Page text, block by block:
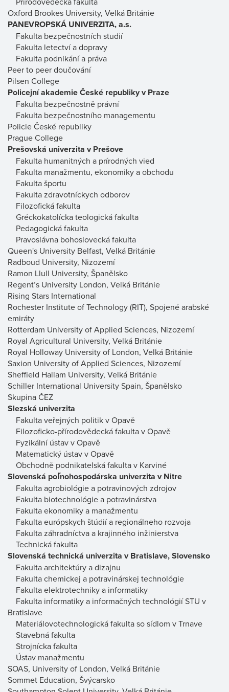
Oxford Brookes University, Velká Británie
PANEVROPSKÁ UNIVERZITA, a.s.
Fakulta bezpečnostních studií
Fakulta letectví a dopravy
Fakulta podnikání a práva
Peer to peer doučování
Pilsen College
Policejní akademie České republiky v Praze
Fakulta bezpečnostně právní
Fakulta bezpečnostního managementu
Policie České republiky
Prague College
Prešovská univerzita v Prešove
Fakulta humanitných a prírodných vied
Fakulta manažmentu, ekonomiky a obchodu
Fakulta športu
Fakulta zdravotníckych odborov
Filozofická fakulta
Gréckokatolícka teologická fakulta
Pedagogická fakulta
Pravoslávna bohoslovecká fakulta
Queen's University Belfast, Velká Británie
Radboud University, Nizozemí
Ramon Llull University, Španělsko
Regent’s University London, Velká Británie
Rising Stars International
Rochester Institute of Technology (RIT), Spojené arabské
emiráty
Rotterdam University of Applied Sciences, Nizozemí
Royal Agricultural University, Velká Británie
Royal Holloway University of London, Velká Británie
Saxion University of Applied Sciences, Nizozemí
Sheffield Hallam University, Velká Británie
Schiller International University Spain, Španělsko
Skupina ČEZ
Slezská univerzita
Fakulta veřejných politik v Opavě
Filozoficko-přírodovědecká fakulta v Opavě
Fyzikální ústav v Opavě
Matematický ústav v Opavě
Obchodně podnikatelská fakulta v Karviné
Slovenská poľnohospodárska univerzita v Nitre
Fakulta agrobiológie a potravinových zdrojov
Fakulta biotechnológie a potravinárstva
Fakulta ekonomiky a manažmentu
Fakulta európskych štúdií a regionálneho rozvoja
Fakulta záhradníctva a krajinného inžinierstva
Technická fakulta
Slovenská technická univerzita v Bratislave, Slovensko
Fakulta architektúry a dizajnu
Fakulta chemickej a potravinárskej technológie
Fakulta elektrotechniky a informatiky
Fakulta informatiky a informačných technológií STU v
Bratislave
Materiálovotechnologická fakulta so sídlom v Trnave
Stavebná fakulta
Strojnícka fakulta
Ústav manažmentu
SOAS, University of London, Velká Británie
Sommet Education, Švýcarsko